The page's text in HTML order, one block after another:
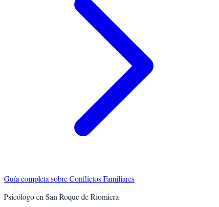
Guía completa sobreConflictos Familiares
Psicólogo en San Roque de Riomiera